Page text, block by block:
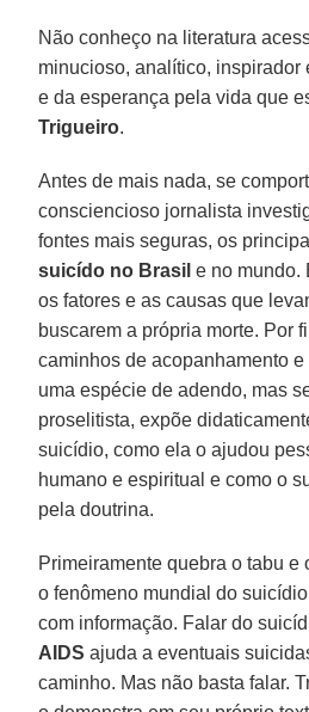
Não conheço na literatura
minucioso, analítico, inspirador
e da esperança pela vida que
Trigueiro.
Antes de mais nada, se
consciencioso jornalista
fontes mais seguras, os
suicído no Brasil e no mundo.
os fatores e as causas que
buscarem a própria morte. Por
caminhos de acopanhamento
uma espécie de adendo, mas
proselitista, expõe
suicídio, como ela o ajudou
humano e espiritual e como o
pela doutrina.
Primeiramente quebra o tabu e
o fenômeno mundial do
com informação. Falar do
AIDS ajuda a eventuais
caminho. Mas não basta falar.